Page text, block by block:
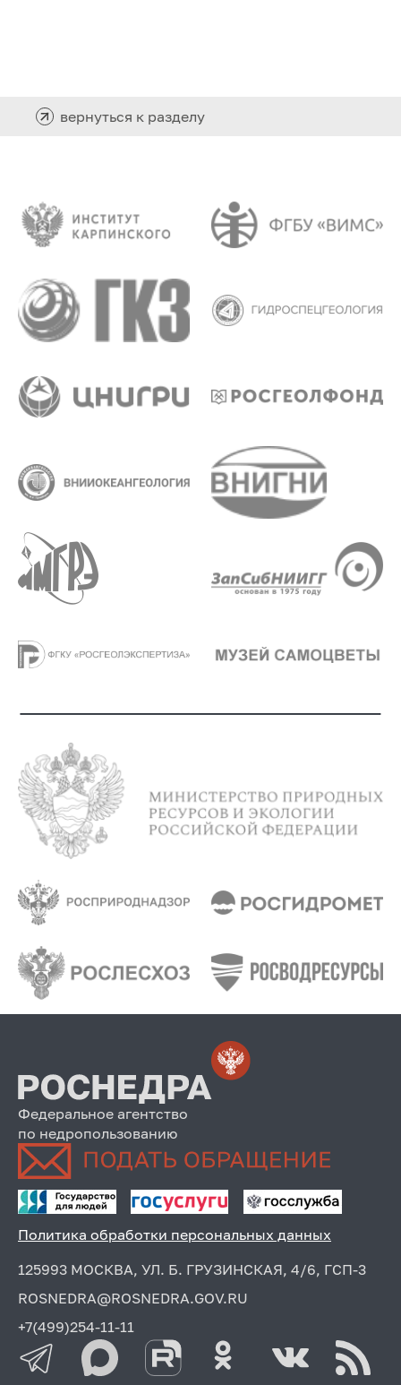
вернуться к разделу
Федеральное агентство
по недропользованию
Политика обработки персональных данных
125993 МОСКВА, УЛ. Б. ГРУЗИНСКАЯ, 4/6, ГСП-3
ROSNEDRA@ROSNEDRA.GOV.RU
+7(499)254-11-11